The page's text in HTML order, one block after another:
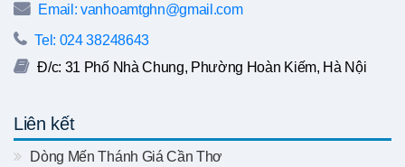
Email: vanhoamtghn@gmail.com
Tel: 024 38248643
Đ/c: 31 Phố Nhà Chung, Phường Hoàn Kiếm, Hà Nội
Liên kết
Dòng Mến Thánh Giá Cần Thơ